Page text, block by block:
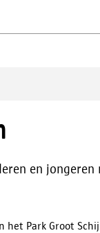
en
het Park Groot